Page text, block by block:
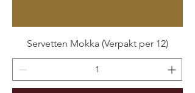
Servetten Mokka (Verpakt per 12)